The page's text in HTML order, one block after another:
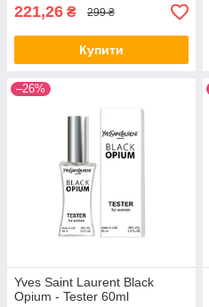
221,26 ₴ 299 ₴
Купити
–26%
Yves Saint Laurent Black
Opium - Tester 60ml